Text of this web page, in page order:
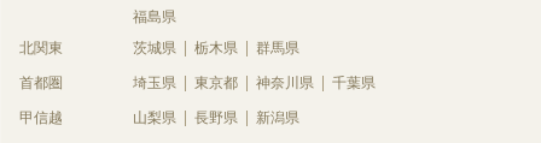
福島県
北関東
茨城県 栃木県 群馬県
首都圏 埼玉県 東京都 神奈川県 千葉県
甲信越 山梨県 長野県 新潟県